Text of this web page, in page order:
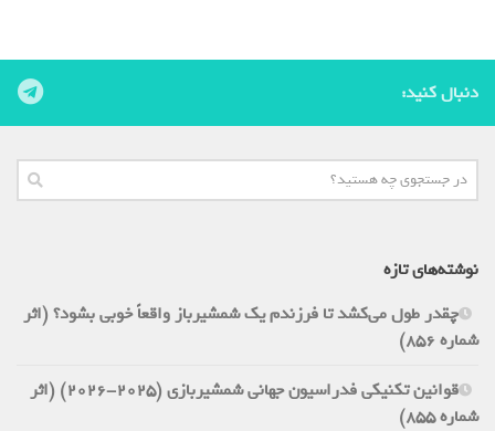
دنبال کنید:
نوشته‌های تازه
چقدر طول می‌کشد تا فرزندم یک شمشیرباز واقعاً خوبی بشود؟ (اثر
شماره 856)
قوانین تکنیکی فدراسیون جهانی شمشیربازی (2025-2026) (اثر
شماره 855)